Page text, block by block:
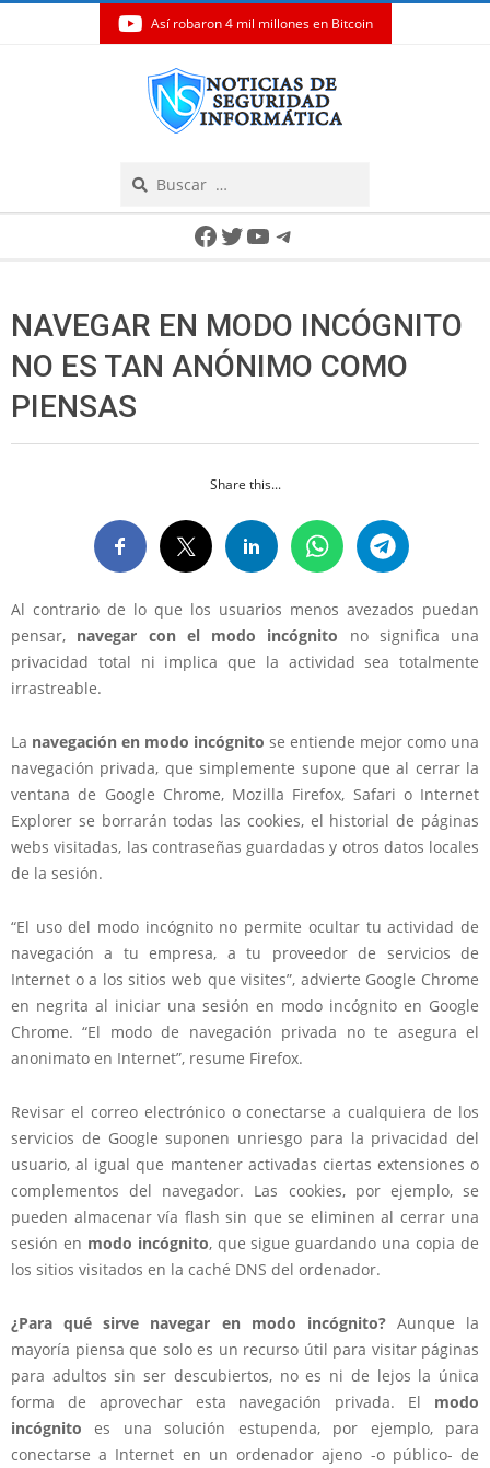
Así robaron 4 mil millones en Bitcoin
Facebook
Twitter
YouTube
Telegram
NAVEGAR EN MODO INCÓGNITO
NO ES TAN ANÓNIMO COMO
PIENSAS
Share this...
Al contrario de lo que los usuarios menos avezados puedan
pensar, navegar con el modo incógnito
no significa una
privacidad total ni implica que la actividad sea totalmente
irrastreable.
La navegación en modo incógnito se entiende mejor como una
navegación privada, que simplemente supone que al cerrar la
ventana de Google Chrome, Mozilla Firefox, Safari o Internet
Explorer se borrarán todas las cookies, el historial de páginas
webs visitadas, las contraseñas guardadas y otros datos locales
de la sesión.
“El uso del modo incógnito no permite ocultar tu actividad de
navegación a tu empresa, a tu proveedor de servicios de
Internet o a los sitios web que visites”, advierte Google Chrome
en negrita al iniciar una sesión en modo incógnito en Google
Chrome.“El modo de navegación privada no te asegura el
anonimato en Internet”, resume Firefox.
Revisar el correo electrónico o conectarse a cualquiera de los
servicios de Google suponen unriesgo para la privacidad del
usuario, al igual que mantener activadas ciertas extensiones o
complementos del navegador. Las cookies, por ejemplo, se
pueden almacenar vía flash sin que se eliminen al cerrar una
sesión en modo incógnito, que sigue guardando una copia de
los sitios visitados en la caché DNS del ordenador.
¿Para qué sirve navegar en modo incógnito?Aunque la
mayoría piensa que solo es un recurso útil para visitar páginas
para adultos sin ser descubiertos, no es ni de lejos la única
forma de aprovechar esta navegación privada. El modo
incógnito es una solución estupenda, por ejemplo, para
conectarse a Internet en un ordenador ajeno -o público- de